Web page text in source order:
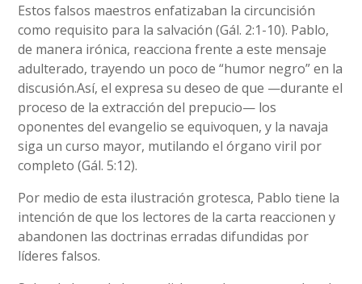
Estos falsos maestros enfatizaban la circuncisión
como requisito para la salvación (Gál. 2:1-10). Pablo,
de manera irónica, reacciona frente a este mensaje
adulterado, trayendo un poco de “humor negro” en la
discusión.Así, el expresa su deseo de que —durante el
proceso de la extracción del prepucio— los
oponentes del evangelio se equivoquen, y la navaja
siga un curso mayor, mutilando el órgano viril por
completo (Gál. 5:12).
Por medio de esta ilustración grotesca, Pablo tiene la
intención de que los lectores de la carta reaccionen y
abandonen las doctrinas erradas difundidas por
líderes falsos.